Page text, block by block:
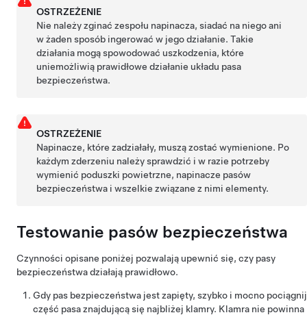
OSTRZEŻENIE
Nie należy zginać zespołu napinacza, siadać na niego ani
w żaden sposób ingerować w jego działanie. Takie
działania mogą spowodować uszkodzenia, które
uniemożliwią prawidłowe działanie układu pasa
bezpieczeństwa.
OSTRZEŻENIE
Napinacze, które zadziałały, muszą zostać wymienione. Po
każdym zderzeniu należy sprawdzić i w razie potrzeby
wymienić poduszki powietrzne, napinacze pasów
bezpieczeństwa i wszelkie związane z nimi elementy.
Testowanie pasów bezpieczeństwa
Czynności opisane poniżej pozwalają upewnić się, czy pasy
bezpieczeństwa działają prawidłowo.
Gdy pas bezpieczeństwa jest zapięty, szybko i mocno pociągnij
część pasa znajdującą się najbliżej klamry. Klamra nie powinna